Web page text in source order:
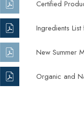
Certified
Ingredients
New Summer
Organic and